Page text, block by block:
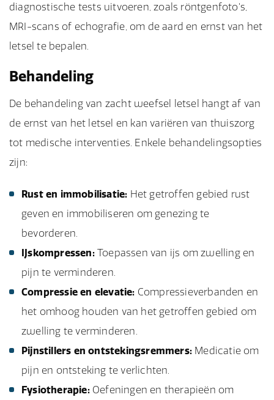
diagnostische tests uitvoeren, zoals röntgenfoto's,
MRI-scans of echografie, om de aard en ernst van het
letsel te bepalen.
Behandeling
De behandeling van zacht weefsel letsel hangt af van
de ernst van het letsel en kan variëren van thuiszorg
tot medische interventies. Enkele behandelingsopties
zijn:
Rust en immobilisatie: Het getroffen gebied rust
geven en immobiliseren om genezing te
bevorderen.
IJskompressen:Toepassen van ijs om zwelling en
pijn te verminderen.
Compressie en elevatie: Compressieverbanden en
het omhoog houden van het getroffen gebied om
zwelling te verminderen.
Pijnstillers en ontstekingsremmers: Medicatie om
pijn en ontsteking te verlichten.
Fysiotherapie:Oefeningen en therapieën om